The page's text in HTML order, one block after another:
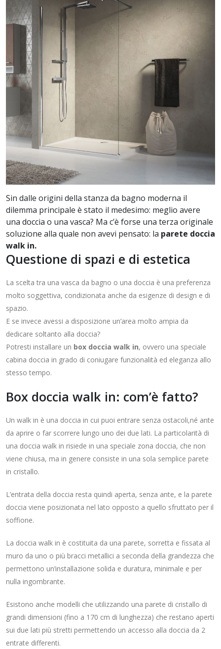
Sin dalle origini della stanza da bagno moderna il
dilemma principale è stato il medesimo: meglio avere
una doccia o una vasca? Ma c’è forse una terza originale
soluzione alla quale non avevi pensato: la parete doccia
walk in.
Questione di spazi e di estetica
La scelta tra una vasca da bagno o una doccia è una preferenza
molto soggettiva, condizionata anche da esigenze di design e di
spazio.
E se invece avessi a disposizione un’area molto ampia da
dedicare soltanto alla doccia?
Potresti installare un box doccia walk in, ovvero una speciale
cabina doccia in grado di coniugare funzionalità ed eleganza allo
stesso tempo.
Box doccia walk in: com’è fatto?
Un walk in è una doccia in cui puoi entrare senza ostacoli,né ante
da aprire o far scorrere lungo uno dei due lati. La particolarità di
una doccia walk in risiede in una speciale zona doccia, che non
viene chiusa, ma in genere consiste in una sola semplice parete
in cristallo.
L’entrata della doccia resta quindi aperta, senza ante, e la parete
doccia viene posizionata nel lato opposto a quello sfruttato per il
soffione.
La doccia walk in è costituita da una parete, sorretta e fissata al
muro da uno o più bracci metallici a seconda della grandezza che
permettono un’installazione solida e duratura, minimale e per
nulla ingombrante.
Esistono anche modelli che utilizzando una parete di cristallo di
grandi dimensioni (fino a 170 cm di lunghezza) che restano aperti
sui due lati più stretti permettendo un accesso alla doccia da 2
entrate differenti.